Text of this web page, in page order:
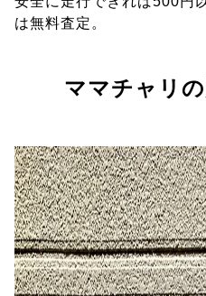
は無料査定。
ママチャリ